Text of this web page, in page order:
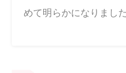
めて明らかになりました